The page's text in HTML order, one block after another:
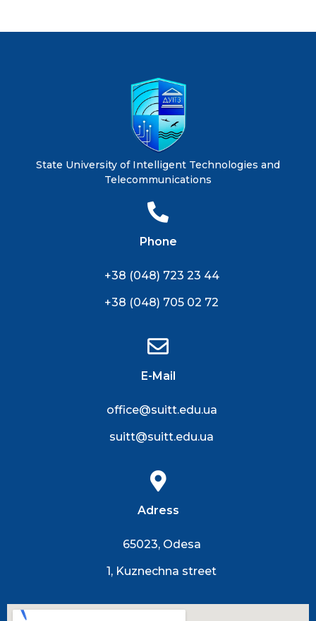
State University of Intelligent Technologies and
Telecommunications
Phone
+38 (048) 723 23 44
+38 (048) 705 02 72
E-Mail
office@suitt.edu.ua
suitt@suitt.edu.ua
Adress
65023, Odesa
1, Kuznechna street